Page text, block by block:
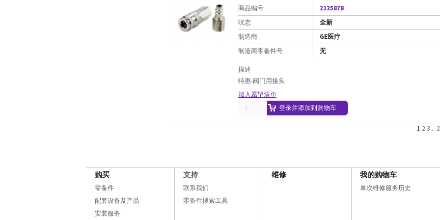
商品编号
2125878
状态
全新
制造商
GE医疗
制造商零备件号
无
描述
特惠-阀门用接头
加入愿望清单
登录并添加到购物车
1 2 3 ..
购买
零备件
配套设备及产品
安装服务
支持
联系我们
零备件搜索工具
维修 我的购物车
单次维修服务历史